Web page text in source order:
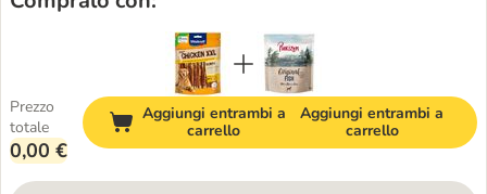
Prezzo
totale
0,00 €
Aggiungi entrambi a
carrello
Aggiungi entrambi a
carrello